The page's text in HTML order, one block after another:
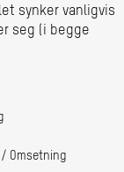
synker vanligvis
seg (i begge
Omsetning